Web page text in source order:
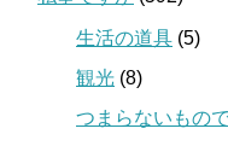
生活の道具 (5)
観光 (8)
つまらないもの